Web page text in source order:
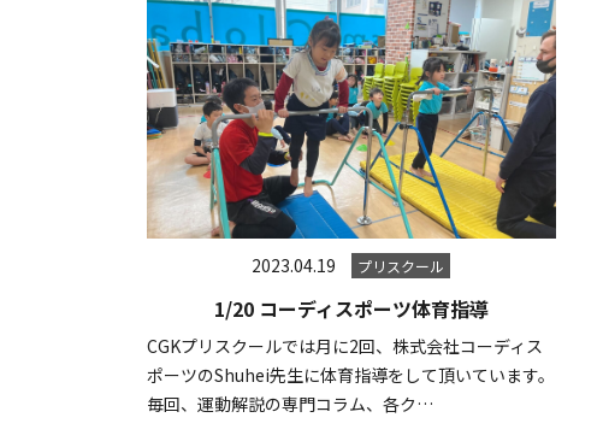
2023.04.19 プリスクール
1/20 コーディスポーツ体育指導
CGKプリスクールでは月に2回、株式会社コーディス
ポーツのShuhei先生に体育指導をして頂いています。
毎回、運動解説の専門コラム、各ク…